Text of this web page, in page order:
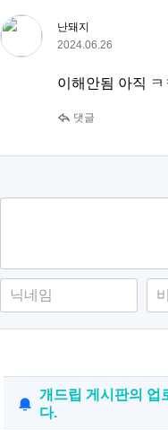
난돼지
2024.06.26
이해안됨 아직 ㅋ
댓글
개드립 게시판의 업
다.